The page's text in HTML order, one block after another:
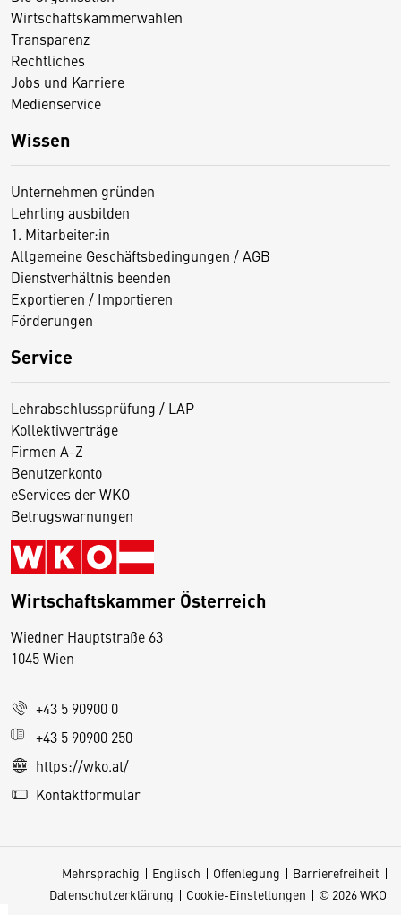
Wirtschaftskammerwahlen
Transparenz
Rechtliches
Jobs und Karriere
Medienservice
Wissen
Unternehmen gründen
Lehrling ausbilden
1. Mitarbeiter:in
Allgemeine Geschäftsbedingungen / AGB
Dienstverhältnis beenden
Exportieren / Importieren
Förderungen
Service
Lehrabschlussprüfung / LAP
Kollektivverträge
Firmen A-Z
Benutzerkonto
eServices der WKO
Betrugswarnungen
Wirtschaftskammer Österreich
Wiedner Hauptstraße 63
1045 Wien
+43 5 90900 0
+43 5 90900 250
https://wko.at/
Kontaktformular
Mehrsprachig Englisch Offenlegung
Barrierefreiheit
Datenschutzerklärung
Cookie-Einstellungen © 2026 WKO
D
s
e
S
e